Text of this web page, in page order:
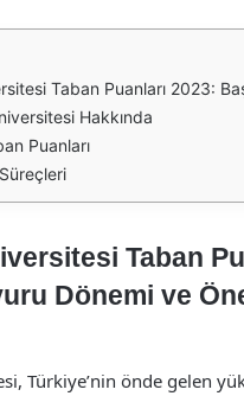
Taban Puanları 2023: Başvuru Dönemi ve
Hakkında
Puanları
Taban
Dönemi ve
Türkiye’nin önde gelen